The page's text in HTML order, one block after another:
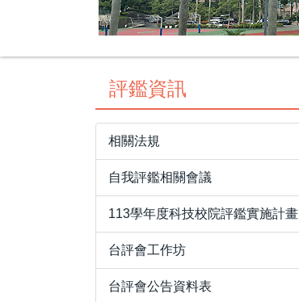
評鑑資訊
相關法規
自我評鑑相關會議
113學年度科技校院評鑑實施計畫
台評會工作坊
台評會公告資料表